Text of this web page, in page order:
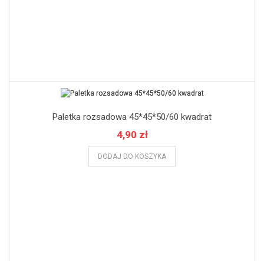
Paletka rozsadowa 45*45*50/60 kwadrat
4,90 zł
DODAJ DO KOSZYKA